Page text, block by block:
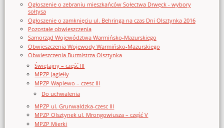
Ogłoszenie o zebraniu mieszkańców Sołectwa Drwęck - wybory
sołtysa
Ogłoszenie o zamknięciu ul. Behringa na czas Dni Olsztynka 2016
Pozostałe obwieszczenia
Samorząd Województwa Warmińsko-Mazurskiego
Obwieszczenia Wojewody Warmińsko-Mazurskiego
Obwieszczenia Burmistrza Olsztynka
Świętajny – część III
MPZP Jagiełły
MPZP Waplewo – czesc III
Do uchwalenia
MPZP ul. Grunwaldzka-czesc III
MPZP Olsztynek ul. Mrongowiusza – część V
MPZP Mierki